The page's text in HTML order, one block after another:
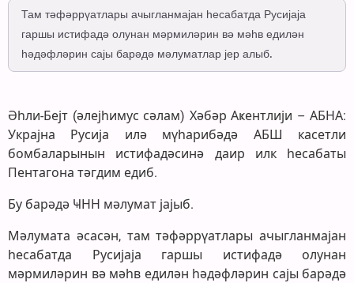
Там тәфәррүатлары ачыгланмајан һесабатда Русијаја
гаршы истифадә олунан мәрмиләрин вә мәһв едилән
һәдәфләрин сајы барәдә мәлуматлар јер алыб.
Әһли-Бејт (әлејһимус сәлам) Хәбәр Аҝентлији – АБНА:
Украјна Русија илә мүһарибәдә АБШ касетли
бомбаларынын истифадәсинә даир илк һесабаты
Пентагона тәгдим едиб.
Бу барәдә ҸНН мәлумат јајыб.
Мәлумата әсасән, там тәфәррүатлары ачыгланмајан
һесабатда Русијаја гаршы истифадә олунан
мәрмиләрин вә мәһв едилән һәдәфләрин сајы барәдә